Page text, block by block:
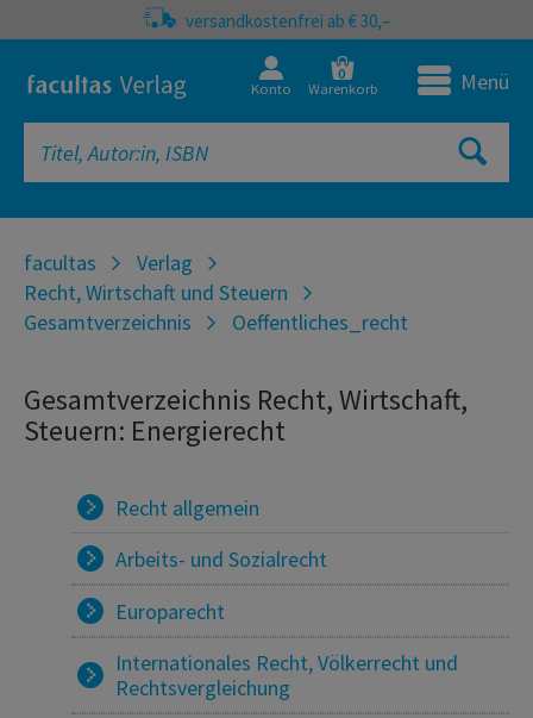
versandkostenfrei ab € 30,–
Konto
0
Warenkorb Menü
facultas
Verlag
Recht, Wirtschaft und Steuern
Gesamtverzeichnis
Oeffentliches_recht
Gesamtverzeichnis Recht, Wirtschaft,
Steuern: Energierecht
Recht allgemein
Arbeits- und Sozialrecht
Europarecht
Internationales Recht, Völkerrecht und
Rechtsvergleichung